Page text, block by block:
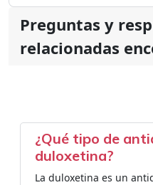
Preguntas y
relacionadas
¿Qué tipo de
duloxetina?
La duloxetina es un